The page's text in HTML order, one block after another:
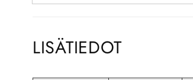
LISÄTIEDOT